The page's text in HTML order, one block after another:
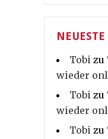
Tobi zu
wieder
Tobi zu
wieder
Tobi zu